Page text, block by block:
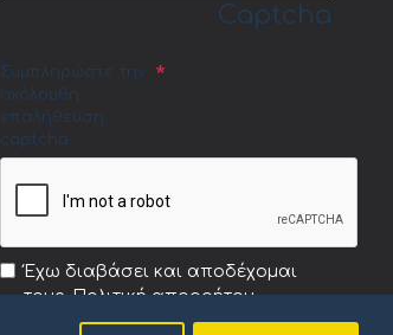
Captcha
Συμπληρώστε την
ακόλουθη
επαλήθευση
captcha
Έχω διαβάσει και αποδέχομαι
τους Πολιτική απορρήτου